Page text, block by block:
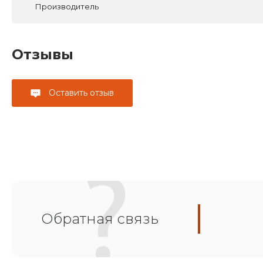
Производитель
Отзывы
Оставить отзыв
Обратная связь